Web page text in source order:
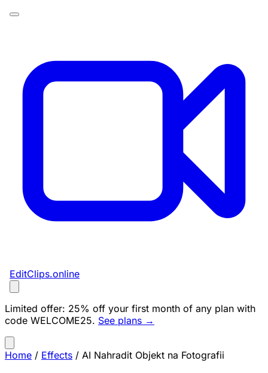
EditClips.online
Limited offer: 25% off your first month of any plan with
code WELCOME25. See plans →
Home / Effects / AI Nahradit Objekt na Fotografii